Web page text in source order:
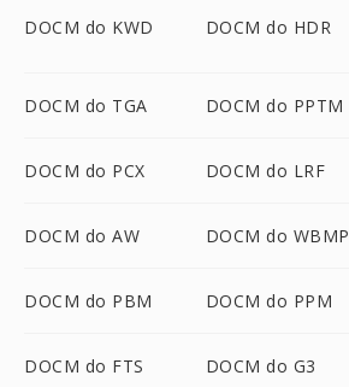
DOCM do KWD DOCM do HDR
DOCM do TGA DOCM do PPTM
DOCM do PCX DOCM do LRF
DOCM do AW DOCM do WBMP
DOCM do PBM DOCM do PPM
DOCM do FTS DOCM do G3